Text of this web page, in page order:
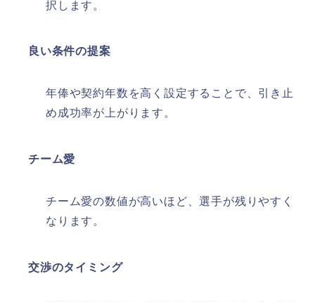
択します。
良い条件の提案
年俸や契約年数を高く設定することで、引き止
め成功率が上がります。
チーム愛
チーム愛の数値が高いほど、選手が残りやすく
なります。
交渉のタイミング